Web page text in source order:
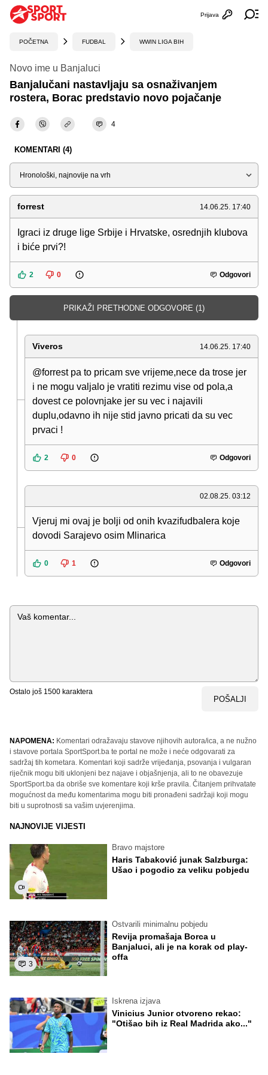
Otvori
Prijava
POČETNA FUDBAL WWIN LIGA BIH
Novo ime u Banjaluci
Banjalučani nastavljaju sa osnaživanjem
rostera, Borac predstavio novo pojačanje
4
KOMENTARI (4)
Sortiraj
forrest 14.06.25. 17:40
Igraci iz druge lige Srbije i Hrvatske, osrednjih klubova
i biće prvi?!
2 0 Odgovori
PRIKAŽI PRETHODNE ODGOVORE (1)
Viveros 14.06.25. 17:40
@forrest pa to pricam sve vrijeme,nece da trose jer
i ne mogu valjalo je vratiti rezimu vise od pola,a
dovest ce polovnjake jer su vec i najavili
duplu,odavno ih nije stid javno pricati da su vec
prvaci !
2 0 Odgovori
02.08.25. 03:12
Vjeruj mi ovaj je bolji od onih kvazifudbalera koje
dovodi Sarajevo osim Mlinarica
0 1 Odgovori
Komentar
Ostalo još 1500 karaktera
POŠALJI
NAPOMENA: Komentari odražavaju stavove njihovih autora/ica, a ne nužno
i stavove portala SportSport.ba te portal ne može i neće odgovarati za
sadržaj tih kometara. Komentari koji sadrže vrijeđanja, psovanja i vulgaran
riječnik mogu biti uklonjeni bez najave i objašnjenja, ali to ne obavezuje
SportSport.ba da obriše sve komentare koji krše pravila. Čitanjem prihvatate
mogućnost da među komentarima mogu biti pronađeni sadržaji koji mogu
biti u suprotnosti sa vašim uvjerenjima.
NAJNOVIJE VIJESTI
Bravo majstore
Haris Tabaković junak Salzburga:
Ušao i pogodio za veliku pobjedu
3
Ostvarili minimalnu pobjedu
Revija promašaja Borca u
Banjaluci, ali je na korak od play-
offa
Iskrena izjava
Vinicius Junior otvoreno rekao:
"Otišao bih iz Real Madrida ako..."